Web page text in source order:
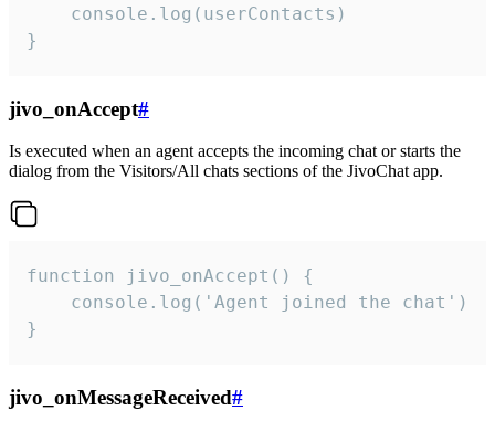
    console.log(userContacts)
}
jivo_onAccept#
Is executed when an agent accepts the incoming chat or starts the
dialog from the Visitors/All chats sections of the JivoChat app.
function jivo_onAccept() {
}
jivo_onMessageReceived#